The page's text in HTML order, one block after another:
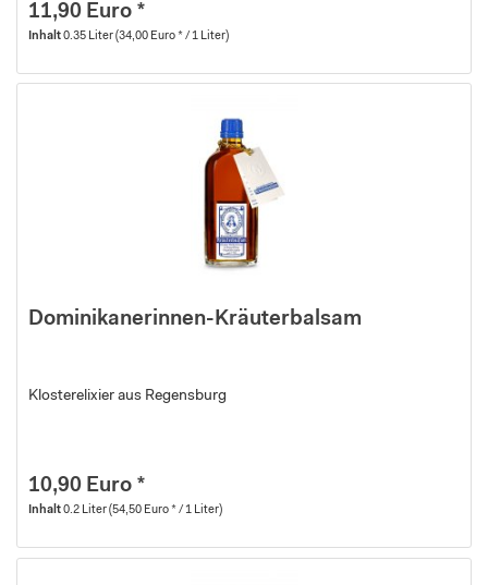
11,90 Euro *
Inhalt0.35 Liter(34,00 Euro * / 1 Liter)
Dominikanerinnen-Kräuterbalsam
Klosterelixier aus Regensburg
10,90 Euro *
Inhalt0.2 Liter(54,50 Euro * / 1 Liter)